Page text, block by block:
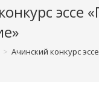
эссе
> Ачинский конкурс